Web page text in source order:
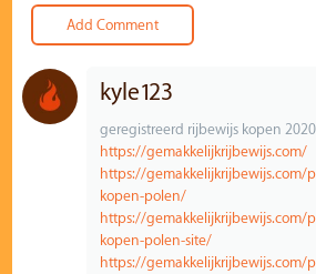
kyle123
geregistreerd rijbewijs kopen 2020
https://gemakkelijkrijbewijs.com/
https://gemakkelijkrijbewijs.com/
kopen-polen/
https://gemakkelijkrijbewijs.com/
kopen-polen-site/
https://gemakkelijkrijbewijs.com/